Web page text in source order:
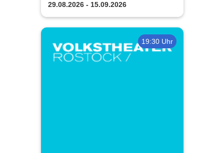
29.08.2026 - 15.09.2026
19:30 Uhr